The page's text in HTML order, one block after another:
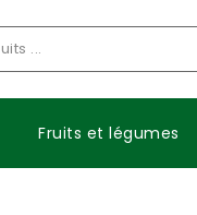
Fruits et légumes